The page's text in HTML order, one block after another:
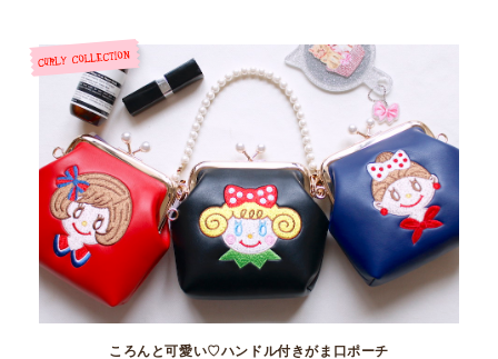
ころんと可愛い♡ハンドル付きがま口ポーチ